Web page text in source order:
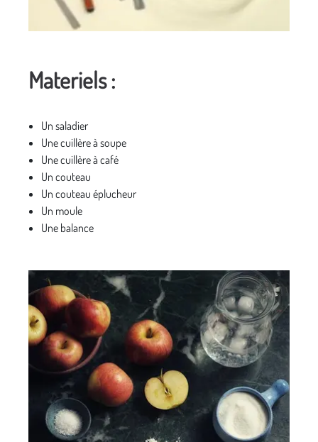
Materiels :
Un saladier
Une cuillère à soupe
Une cuillère à café
Un couteau
Un couteau éplucheur
Un moule
Une balance